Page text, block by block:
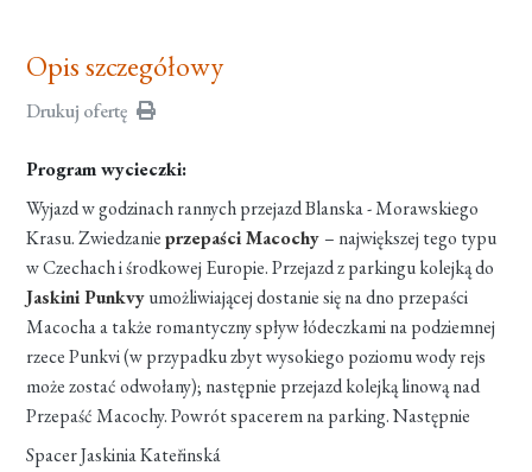
Opis szczegółowy
Drukuj ofertę
Program wycieczki:
Wyjazd w godzinach rannych przejazd Blanska - Morawskiego
Krasu. Zwiedzanieprzepaści Macochy – największej tego typu
w Czechach i środkowej Europie. Przejazd z parkingu kolejką do
Jaskini Punkvyumożliwiającej dostanie się na dno przepaści
Macocha a także romantyczny spływ łódeczkami na podziemnej
rzece Punkvi (w przypadku zbyt wysokiego poziomu wody rejs
może zostać odwołany); następnie przejazd kolejką linową nad
Przepaść Macochy. Powrót spacerem na parking. Następnie
Spacer Jaskinia Kateřinská